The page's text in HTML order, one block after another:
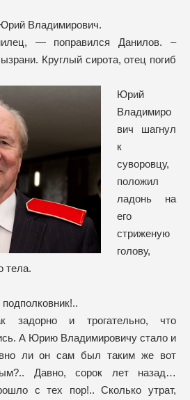
Владимирович.
— поправился Данилов. –
Круглый сирота, отец погиб
Юрий
Владимиро
вич шагнул
к
суворовцу,
положил
ладонь на
его
стриженую
голову,
тела.
задорно и трогательно, что
А Юрию Владимировичу стало и
ли он сам был таким же вот
Давно, сорок лет назад…
с тех пор!.. Сколько утрат,